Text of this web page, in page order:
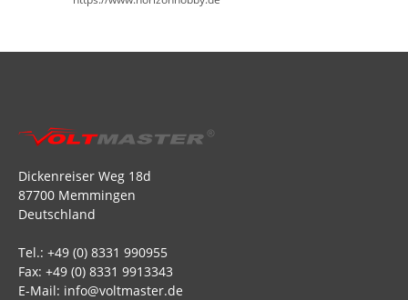
Dickenreiser Weg 18d
87700 Memmingen
Deutschland
Tel.: +49 (0) 8331 990955
Fax: +49 (0) 8331 9913343
E-Mail: info@voltmaster.de